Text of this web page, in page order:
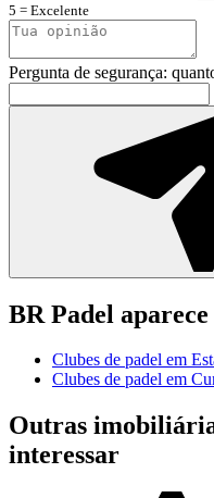
5 = Excelente
Pergunta de segurança:
BR Padel aparece
Clubes de padel em
Clubes de padel em
Outras
interessar